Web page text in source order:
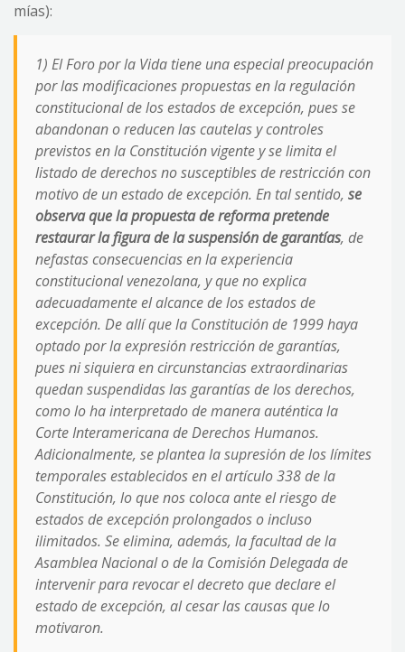
mías):
1) El Foro por la Vida tiene una especial preocupación
por las modificaciones propuestas en la regulación
constitucional de los estados de excepción, pues se
abandonan o reducen las cautelas y controles
previstos en la Constitución vigente y se limita el
listado de derechos no susceptibles de restricción con
motivo de un estado de excepción. En tal sentido, se
observa que la propuesta de reforma pretende
restaurar la figura de la suspensión de garantías, de
nefastas consecuencias en la experiencia
constitucional venezolana, y que no explica
adecuadamente el alcance de los estados de
excepción. De allí que la Constitución de 1999 haya
optado por la expresión restricción de garantías,
pues ni siquiera en circunstancias extraordinarias
quedan suspendidas las garantías de los derechos,
como lo ha interpretado de manera auténtica la
Corte Interamericana de Derechos Humanos.
Adicionalmente, se plantea la supresión de los límites
temporales establecidos en el artículo 338 de la
Constitución, lo que nos coloca ante el riesgo de
estados de excepción prolongados o incluso
ilimitados. Se elimina, además, la facultad de la
Asamblea Nacional o de la Comisión Delegada de
intervenir para revocar el decreto que declare el
estado de excepción, al cesar las causas que lo
motivaron.